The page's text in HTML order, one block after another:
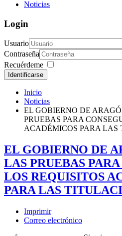
Noticias
Login
Usuario
Contraseña
Recuérdeme
Identificarse
Inicio
Noticias
EL GOBIERNO DE
PRUEBAS PARA
ACADÉMICOS PARA LAS
EL GOBIERNO DE
LAS PRUEBAS
LOS REQUISITOS
PARA LAS
Imprimir
Correo electrónico